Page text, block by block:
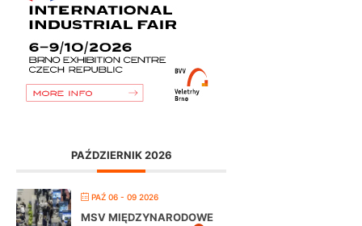
PAŹDZIERNIK 2026
PAŹ 06 - 09 2026
MSV MIĘDZYNARODOWE